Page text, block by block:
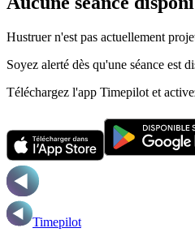
Hustruer n'est pas actuellement
Soyez alerté dès qu'une séance est
Téléchargez l'app Timepilot et
Timepilot